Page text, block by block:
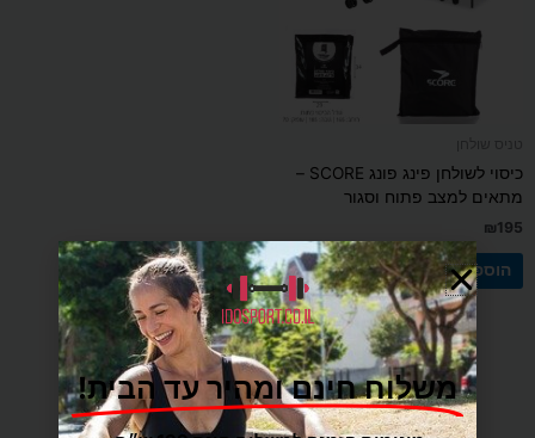
כיסוי לשולחן פינג פונג SCORE –
מתאים למצב פתוח וסגור
₪195
הוספה לסל
משלוח חינם ומהיר עד הבית!